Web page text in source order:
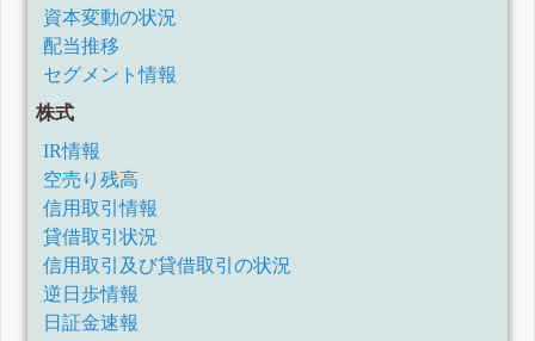
資本変動の状況
配当推移
セグメント情報
株式
IR情報
空売り残高
信用取引情報
貸借取引状況
信用取引及び貸借取引の状況
逆日歩情報
日証金速報